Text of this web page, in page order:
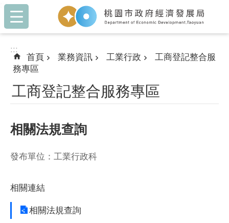
跳到主要內容區塊
:::
:::
首頁 業務資訊 工業行政
工商登記整合服
務專區
工商登記整合服務專區
相關法規查詢
發布單位：工業行政科
相關連結
相關法規查詢